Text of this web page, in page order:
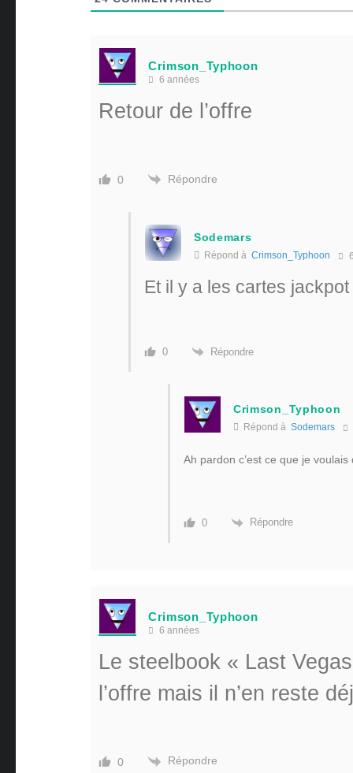
Crimson_Typhoon
6 années
Retour de l’offre
0 Répondre
Sodemars
Répond à Crimson_Typhoon
Et il y a les cartes
0 Répondre
Crimson_Typhoon
Répond à Sodemars
Ah pardon c’est ce que je
0 Répondre
Crimson_Typhoon
6 années
Le steelbook « Last
l’offre mais il n’en reste
0 Répondre